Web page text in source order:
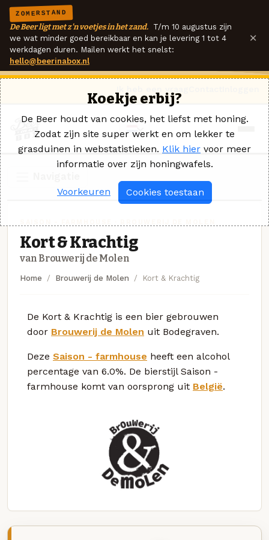
ZOMERSTAND
De Beer ligt met z'n voetjes in het zand. T/m 10 augustus zijn
we wat minder goed bereikbaar en kan je levering 1 tot 4
werkdagen duren. Mailen werkt het snelst:
hello@beerinabox.nl
×
Kort & Krachtig
van Brouwerij de Molen
Home Brouwerij de Molen Kort & Krachtig
De Kort & Krachtig is een bier gebrouwen
door Brouwerij de Molen uit Bodegraven.
Deze Saison - farmhouse heeft een alcohol
percentage van 6.0%. De bierstijl Saison -
farmhouse komt van oorsprong uit België.
Koekje erbij?
De Beer houdt van cookies, het liefst met honing.
Zodat zijn site super werkt en om lekker te
grasduinen in webstatistieken. Klik hier voor meer
informatie over zijn honingwafels.
Voorkeuren Cookies toestaan